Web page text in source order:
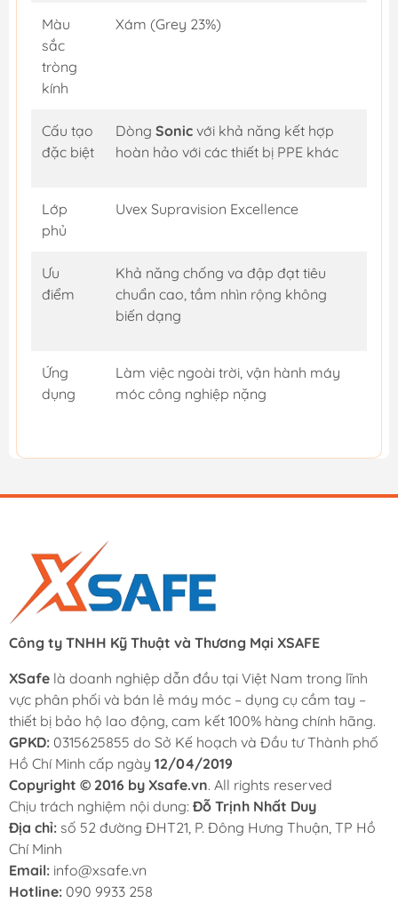
Màu
sắc
tròng
kính
Xám (Grey 23%)
Cấu tạo
đặc biệt
Dòng Sonic với khả năng kết hợp
hoàn hảo với các thiết bị PPE khác
Lớp
phủ
Uvex Supravision Excellence
Ưu
điểm
Khả năng chống va đập đạt tiêu
chuẩn cao, tầm nhìn rộng không
biến dạng
Ứng
dụng
Làm việc ngoài trời, vận hành máy
móc công nghiệp nặng
Công ty TNHH Kỹ Thuật và Thương Mại XSAFE
XSafe là doanh nghiệp dẫn đầu tại Việt Nam trong lĩnh
vực phân phối và bán lẻ máy móc – dụng cụ cầm tay –
thiết bị bảo hộ lao động, cam kết 100% hàng chính hãng.
GPKD: 0315625855 do Sở Kế hoạch và Đầu tư Thành phố
Hồ Chí Minh cấp ngày 12/04/2019
Copyright © 2016 by Xsafe.vn. All rights reserved
Chịu trách nghiệm nội dung: Đỗ Trịnh Nhất Duy
Địa chỉ: số 52 đường ĐHT21, P. Đông Hưng Thuận, TP Hồ
Chí Minh
Email: info@xsafe.vn
Hotline: 090 9933 258